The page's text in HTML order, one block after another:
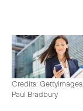
Credits: Gettyimages,
Paul Bradbury